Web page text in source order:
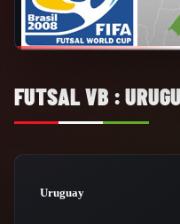
FUTSAL VB :
Uruguay